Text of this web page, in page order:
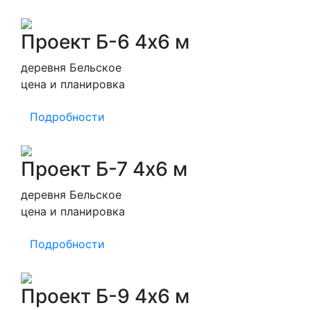
Проект Б-6 4х6 м
деревня Бельское
цена и планировка
Подробности
Проект Б-7 4х6 м
деревня Бельское
цена и планировка
Подробности
Проект Б-9 4х6 м